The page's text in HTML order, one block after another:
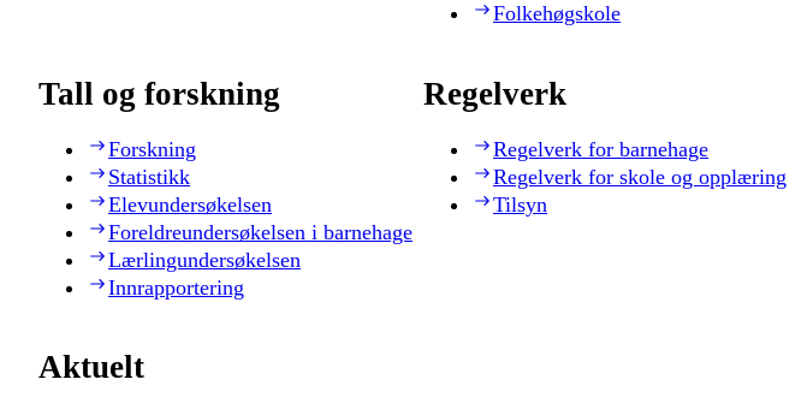
Folkehøgskole
Tall og forskning
Forskning
Statistikk
Elevundersøkelsen
Foreldreundersøkelsen i barnehage
Lærlingundersøkelsen
Innrapportering
Regelverk
Regelverk for barnehage
Regelverk for skole og opplæring
Tilsyn
Aktuelt